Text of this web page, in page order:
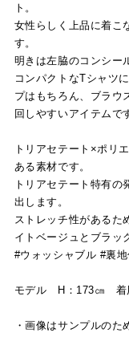
ト。
女性らしく上品に着こ
す。
明きは左脇のコンシー
コンパクトなTシャツ
プはもちろん、ブラウ
回しやすいアイテムで
トリアセテート×ポリ
ある素材です。
トリアセテート特有の
出します。
ストレッチ性があるた
イトベージュとブラッ
#ウォッシャブル #裏
モデル H：173㎝ 着
・画像はサンプルの